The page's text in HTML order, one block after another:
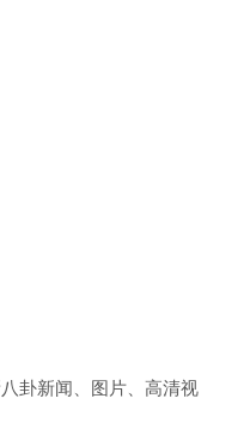
卦新闻、图片、高清视